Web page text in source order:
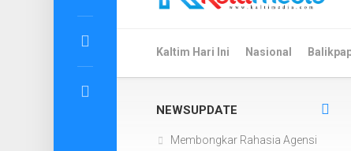
Kaltim Hari Ini Nasional
NEWSUPDATE
Membongkar Rahasia Agensi